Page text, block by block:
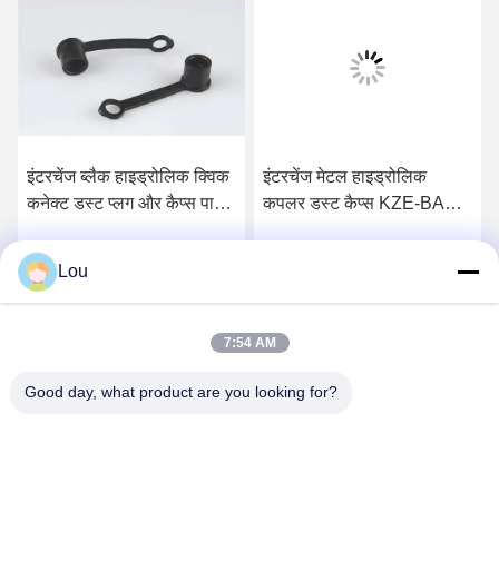
इंटरचेंज ब्लैक हाइड्रोलिक क्विक
कनेक्ट डस्ट प्लग और कैप्स पार्कर
सबसे अच्छी कीमत पाएं
इंटरचेंज मेटल हाइड्रोलिक
कपलर डस्ट कैप्स KZE-BA
Lou
7:54 AM
Good day, what product are you looking for?